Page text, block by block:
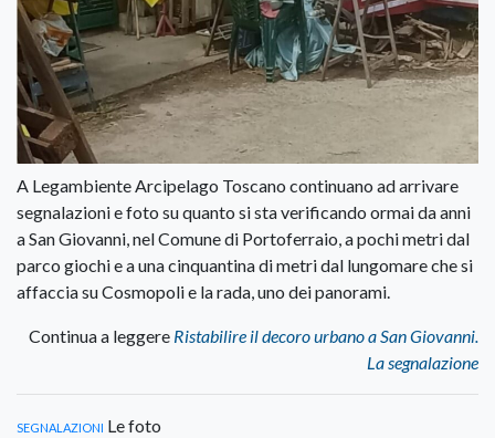
A Legambiente Arcipelago Toscano continuano ad arrivare
segnalazioni e foto su quanto si sta verificando ormai da anni
a San Giovanni, nel Comune di Portoferraio, a pochi metri dal
parco giochi e a una cinquantina di metri dal lungomare che si
affaccia su Cosmopoli e la rada, uno dei panorami.
Continua a leggere Ristabilire il decoro urbano a San Giovanni.
La segnalazione
segnalazioni Le foto